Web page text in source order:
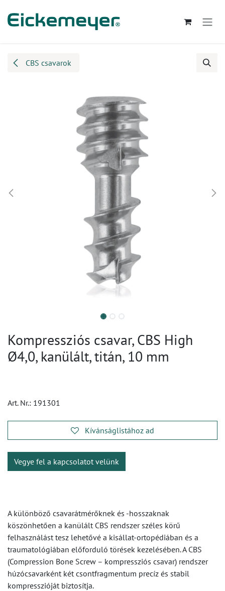
CBS csavarok
Kompressziós csavar, CBS High
Ø4,0, kanülált, titán, 10 mm
Art. Nr.: 191301
Kívánságlistához ad
Vegye fel a kapcsolatot velünk
A különböző csavarátmérőknek és -hosszaknak
köszönhetően a kanülált CBS rendszer széles körű
felhasználást tesz lehetővé a kisállat-ortopédiában és a
traumatológiában előforduló törések kezelésében. A CBS
(Compression Bone Screw – kompressziós csavar) rendszer
húzócsavarként két csontfragmentum precíz és stabil
kompresszióját biztosítja.